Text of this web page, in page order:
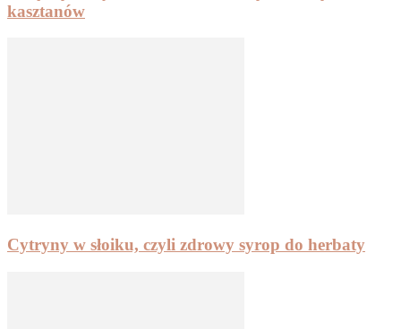
kasztanów
Cytryny w słoiku, czyli zdrowy syrop do herbaty